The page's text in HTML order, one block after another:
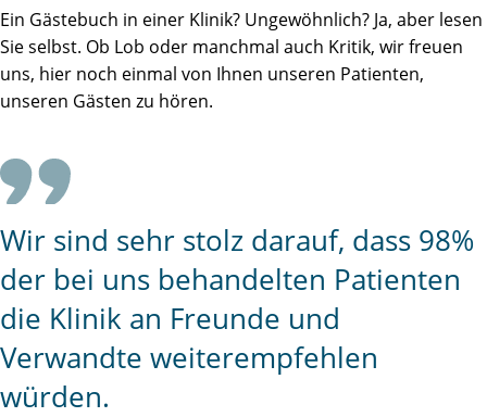
Ein Gästebuch in einer Klinik? Ungewöhnlich? Ja, aber lesen
Sie selbst. Ob Lob oder manchmal auch Kritik, wir freuen
uns, hier noch einmal von Ihnen unseren Patienten,
unseren Gästen zu hören.
Wir sind sehr stolz darauf, dass 98%
der bei uns behandelten Patienten
die Klinik an Freunde und
Verwandte weiterempfehlen
würden.